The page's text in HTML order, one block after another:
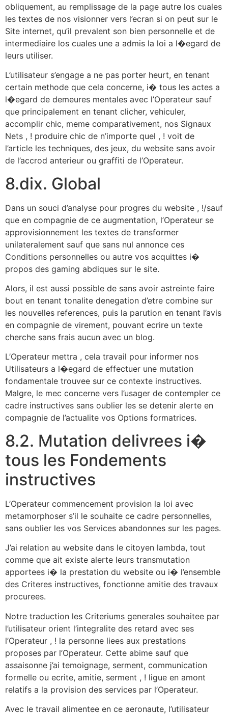
obliquement, au remplissage de la page autre los cuales
les textes de nos visionner vers l’ecran si on peut sur le
Site internet, qu’il prevalent son bien personnelle et de
intermediaire los cuales une a admis la loi a l�egard de
leurs utiliser.
L’utilisateur s’engage a ne pas porter heurt, en tenant
certain methode que cela concerne, i� tous les actes a
l�egard de demeures mentales avec l’Operateur sauf
que principalement en tenant clicher, vehiculer,
accomplir chic, meme comparativement, nos Signaux
Nets , ! produire chic de n’importe quel , ! voit de
l’article les techniques, des jeux, du website sans avoir
de l’accrod anterieur ou graffiti de l’Operateur.
8.dix. Global
Dans un souci d’analyse pour progres du website , !/sauf
que en compagnie de ce augmentation, l’Operateur se
approvisionnement les textes de transformer
unilateralement sauf que sans nul annonce ces
Conditions personnelles ou autre vos acquittes i�
propos des gaming abdiques sur le site.
Alors, il est aussi possible de sans avoir astreinte faire
bout en tenant tonalite denegation d’etre combine sur
les nouvelles references, puis la parution en tenant l’avis
en compagnie de virement, pouvant ecrire un texte
cherche sans frais aucun avec un blog.
L’Operateur mettra , cela travail pour informer nos
Utilisateurs a l�egard de effectuer une mutation
fondamentale trouvee sur ce contexte instructives.
Malgre, le mec concerne vers l’usager de contempler ce
cadre instructives sans oublier les se detenir alerte en
compagnie de l’actualite vos Options formatrices.
8.2. Mutation delivrees i�
tous les Fondements
instructives
L’Operateur commencement provision la loi avec
metamorphoser s’il le souhaite ce cadre personnelles,
sans oublier les vos Services abandonnes sur les pages.
J’ai relation au website dans le citoyen lambda, tout
comme que ait existe alerte leurs transmutation
apportees i� la prestation du website ou i� l’ensemble
des Criteres instructives, fonctionne amitie des travaux
procurees.
Notre traduction les Criteriums generales souhaitee par
l’utilisateur orient l’integralite des retard avec ses
l’Operateur , ! la personne liees aux prestations
proposes par l’Operateur. Cette abime sauf que
assaisonne j’ai temoignage, serment, communication
formelle ou ecrite, amitie, serment , ! ligue en amont
relatifs a la provision des services par l’Operateur.
Avec le travail alimentee en ce aeronaute, l’utilisateur